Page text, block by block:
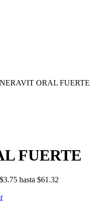
ORAL FUERTE
FUERTE
hasta $61.32